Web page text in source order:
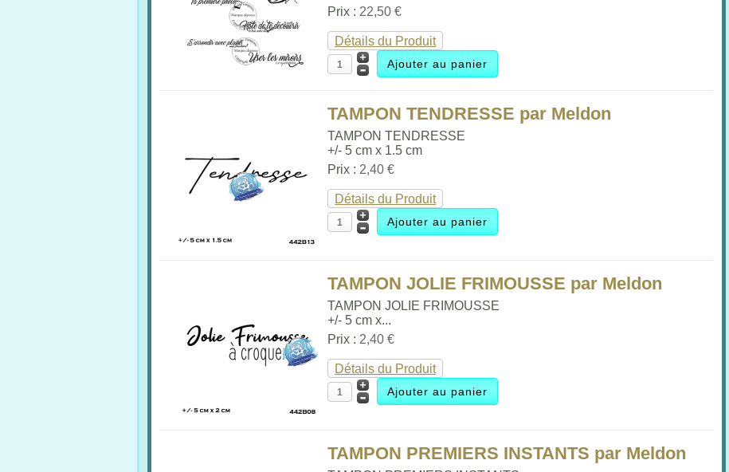
Prix : 22,50 €
Détails du Produit
TAMPON TENDRESSE par Meldon
TAMPON TENDRESSE
+/- 5 cm x 1.5 cm
Prix : 2,40 €
Détails du Produit
TAMPON JOLIE FRIMOUSSE par Meldon
TAMPON JOLIE FRIMOUSSE
+/- 5 cm x...
Prix : 2,40 €
Détails du Produit
TAMPON PREMIERS INSTANTS par Meldon